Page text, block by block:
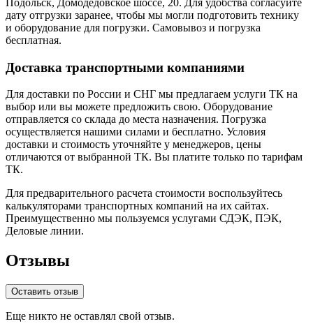
Подольск, Домодедовское шоссе, 20. Для удобства согласуйте
дату отгрузки заранее, чтобы мы могли подготовить технику
и оборудование для погрузки. Самовывоз и погрузка
бесплатная.
Доставка транспортными компаниями
Для доставки по России и СНГ мы предлагаем услуги ТК на
выбор или вы можете предложить свою. Оборудование
отправляется со склада до места назначения. Погрузка
осуществляется нашими силами и бесплатно. Условия
доставки и стоимость уточняйте у менеджеров, цены
отличаются от выбранной ТК. Вы платите только по тарифам
ТК.
Для предварительного расчета стоимости воспользуйтесь
калькуляторами транспортных компаний на их сайтах.
Преимущественно мы пользуемся услугами СДЭК, ПЭК,
Деловые линии.
Отзывы
Оставить отзыв
Еще никто не оставлял свой отзыв.